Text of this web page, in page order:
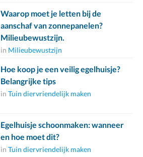
Waarop moet je letten bij de
aanschaf van zonnepanelen?
Milieubewustzijn.
in Milieubewustzijn
Hoe koop je een veilig egelhuisje?
Belangrijke tips
in Tuin diervriendelijk maken
Egelhuisje schoonmaken: wanneer
en hoe moet dit?
in Tuin diervriendelijk maken